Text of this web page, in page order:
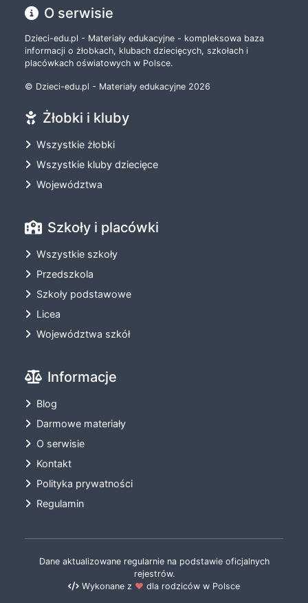
O serwisie
Dzieci-edu.pl - Materiały edukacyjne - kompleksowa baza
informacji o żłobkach, klubach dziecięcych, szkołach i
placówkach oświatowych w Polsce.
© Dzieci-edu.pl - Materiały edukacyjne 2026
Żłobki i kluby
Wszystkie żłobki
Wszystkie kluby dziecięce
Województwa
Szkoły i placówki
Wszystkie szkoły
Przedszkola
Szkoły podstawowe
Licea
Województwa szkół
Informacje
Blog
Darmowe materiały
O serwisie
Kontakt
Polityka prywatności
Regulamin
Dane aktualizowane regularnie na podstawie oficjalnych
rejestrów.
Wykonane z ❤️ dla rodziców w Polsce